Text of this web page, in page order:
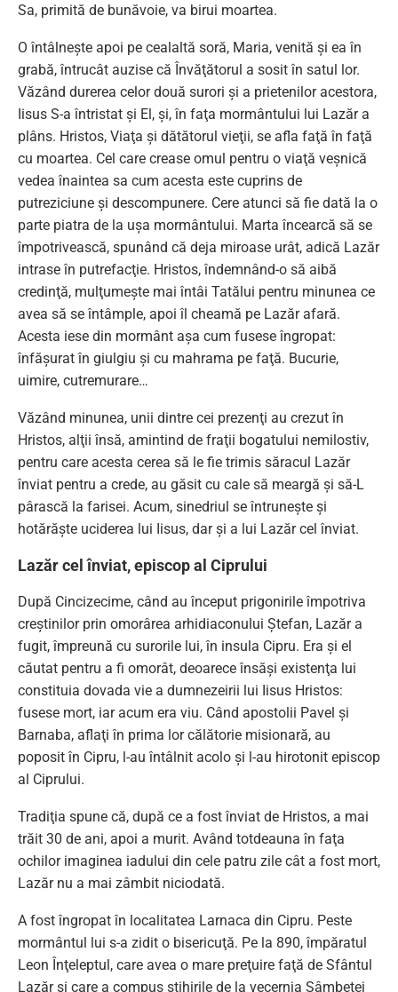
Sa, primită de bunăvoie, va birui moartea.
O întâlneşte apoi pe cealaltă soră, Maria, venită şi ea în
grabă, întrucât auzise că Învăţătorul a sosit în satul lor.
Văzând durerea celor două surori şi a prietenilor acestora,
Iisus S-a întristat şi El, şi, în faţa mormântului lui Lazăr a
plâns. Hristos, Viaţa şi dătătorul vieţii, se afla faţă în faţă
cu moartea. Cel care crease omul pentru o viaţă veşnică
vedea înaintea sa cum acesta este cuprins de
putreziciune şi descompunere. Cere atunci să fie dată la o
parte piatra de la uşa mormântului. Marta încearcă să se
împotrivească, spunând că deja miroase urât, adică Lazăr
intrase în putrefacţie. Hristos, îndemnând-o să aibă
credinţă, mulţumeşte mai întâi Tatălui pentru minunea ce
avea să se întâmple, apoi îl cheamă pe Lazăr afară.
Acesta iese din mormânt aşa cum fusese îngropat:
înfăşurat în giulgiu şi cu mahrama pe faţă. Bucurie,
uimire, cutremurare…
Văzând minunea, unii dintre cei prezenţi au crezut în
Hristos, alţii însă, amintind de fraţii bogatului nemilostiv,
pentru care acesta cerea să le fie trimis săracul Lazăr
înviat pentru a crede, au găsit cu cale să meargă şi să-L
pârască la farisei. Acum, sinedriul se întruneşte şi
hotărăşte uciderea lui Iisus, dar şi a lui Lazăr cel înviat.
Lazăr cel înviat, episcop al Ciprului
După Cincizecime, când au început prigonirile împotriva
creştinilor prin omorârea arhidiaconului Ştefan, Lazăr a
fugit, împreună cu surorile lui, în insula Cipru. Era şi el
căutat pentru a fi omorât, deoarece însăşi existenţa lui
constituia dovada vie a dumnezeirii lui Iisus Hristos:
fusese mort, iar acum era viu. Când apostolii Pavel şi
Barnaba, aflaţi în prima lor călătorie misionară, au
poposit în Cipru, l-au întâlnit acolo şi l-au hirotonit episcop
al Ciprului.
Tradiţia spune că, după ce a fost înviat de Hristos, a mai
trăit 30 de ani, apoi a murit. Având totdeauna în faţa
ochilor imaginea iadului din cele patru zile cât a fost mort,
Lazăr nu a mai zâmbit niciodată.
A fost îngropat în localitatea Larnaca din Cipru. Peste
mormântul lui s-a zidit o bisericuţă. Pe la 890, împăratul
Leon Înţeleptul, care avea o mare preţuire faţă de Sfântul
Lazăr şi care a compus stihirile de la vecernia Sâmbetei